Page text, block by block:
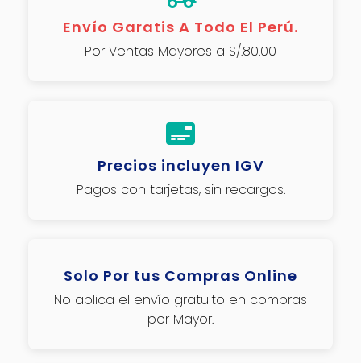
Envío Garatis A Todo El Perú.
Por Ventas Mayores a S/.80.00
Precios incluyen IGV
Pagos con tarjetas, sin recargos.
Solo Por tus Compras Online
No aplica el envío gratuito en compras
por Mayor.